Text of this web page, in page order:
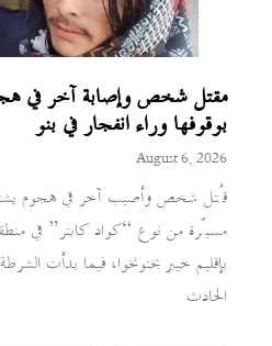
مقتل شخص وإصابة آخر في
بوقوفها وراء انفجار في بنو
August 6, 2026
قُتل شخص وأصيب آخر في هجوم
مسيّرة من نوع “كواد كابتر” في منطقة
بإقليم خيبر بختونخوا، فيما بدأت
الحادث